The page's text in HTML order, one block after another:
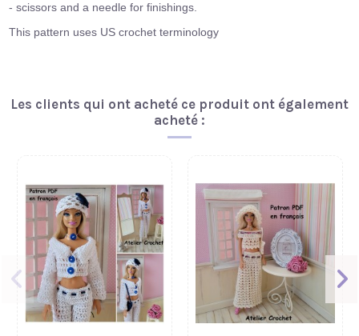
- scissors and a needle for finishings.
This pattern uses US crochet terminology
Les clients qui ont acheté ce produit ont également
acheté :